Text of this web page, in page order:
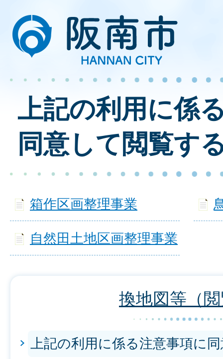
上記の利用に係
同意して閲覧す
箱作区画整理事業
自然田土地区画整理事業
換地図等（
上記の利用に係る注意事項に